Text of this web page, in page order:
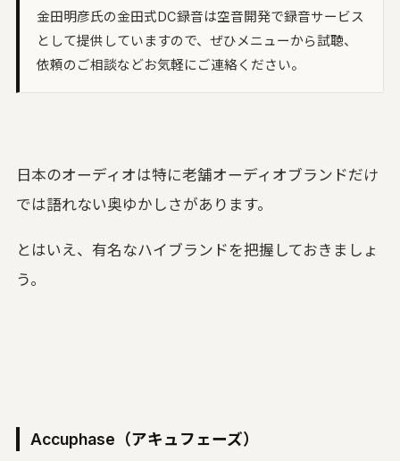
金田明彦氏の金田式DC録音は空音開発で録音サービス
として提供していますので、ぜひメニューから試聴、
依頼のご相談などお気軽にご連絡ください。
日本のオーディオは特に老舗オーディオブランドだけ
では語れない奥ゆかしさがあります。
とはいえ、有名なハイブランドを把握しておきましょ
う。
Accuphase（アキュフェーズ）